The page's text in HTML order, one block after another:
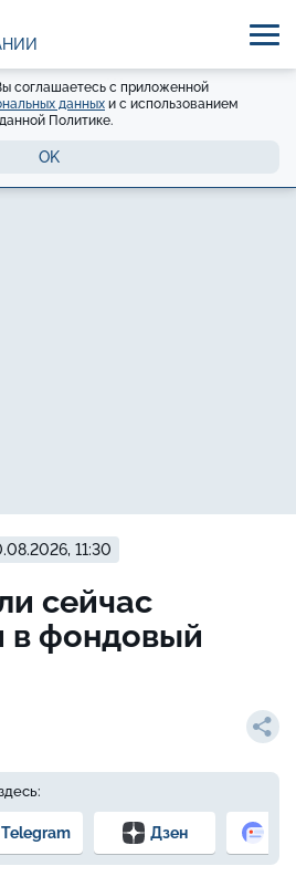
соглашаетесь с приложенной
данных и с использованием
Политике.
OK
11:30
сейчас
в фондовый
Telegram Дзен